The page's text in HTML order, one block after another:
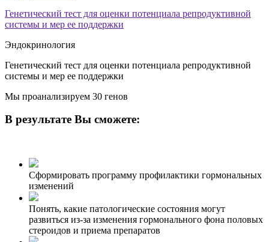
Генетический тест для оценки потенциала репродуктивной
системы и мер ее поддержки
Эндокринология
Генетический тест для оценки потенциала репродуктивной
системы и мер ее поддержки
Мы проанализируем 30 генов
В результате Вы сможете:
Сформировать программу профилактики гормональных
изменений
Понять, какие патологические состояния могут
развиться из-за изменения гормонального фона половых
стероидов и приема препаратов